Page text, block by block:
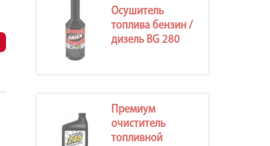
Осушитель
топлива бензин /
дизель BG 280
Премиум
очиститель
топливной